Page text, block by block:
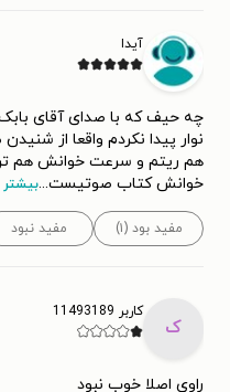
آیدا
چه حیف که با صدای آقای
نوار پیدا نکردم واقعا از
هم ریتم و سرعت خوانش هم
خوانش کتاب صوتیست...بیشتر
مفید بود (۱) مفید نبود
ک
کاربر 11493189
راوی اصلا خوب نبود